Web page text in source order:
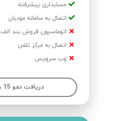
حسابداری پیشرفته
اتصال به سامانه مودیان
اتوماسیون فروش بند الف
اتصال به مرکز تلفن
وب سرویس
دریافت دمو 15 روزه